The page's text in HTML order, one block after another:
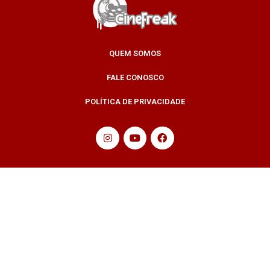
QUEM SOMOS
FALE CONOSCO
POLÍTICA DE PRIVACIDADE